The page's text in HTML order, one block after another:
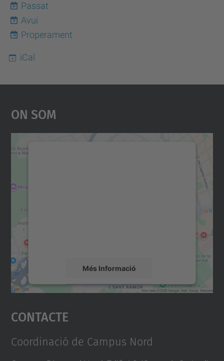
Passat
9
Avui
Properament
iCal
On Som
Més Informació
Accepta
powered by
Contacte
Coordinació de Campus Nord